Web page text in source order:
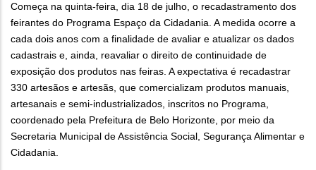
Começa na quinta-feira, dia 18 de julho, o recadastramento dos
feirantes do Programa Espaço da Cidadania. A medida ocorre a
cada dois anos com a finalidade de avaliar e atualizar os dados
cadastrais e, ainda, reavaliar o direito de continuidade de
exposição dos produtos nas feiras. A expectativa é recadastrar
330 artesãos e artesãs, que comercializam produtos manuais,
artesanais e semi-industrializados, inscritos no Programa,
coordenado pela Prefeitura de Belo Horizonte, por meio da
Secretaria Municipal de Assistência Social, Segurança Alimentar e
Cidadania.